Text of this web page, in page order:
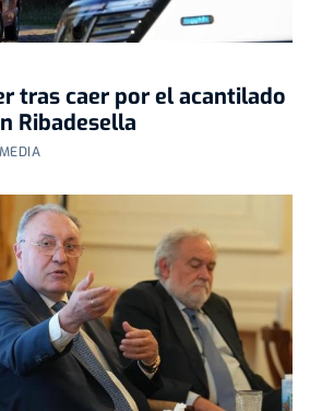
tras caer por el acantilado
Ribadesella